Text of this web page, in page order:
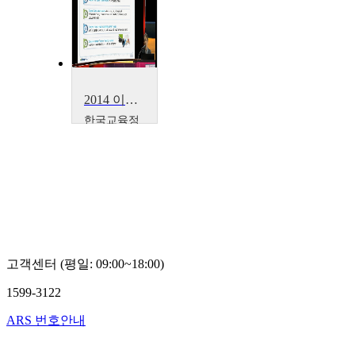
2014 이러닝 국제 콘퍼런스 : What is the Lessons from Education Support Project~
한국교육정
고객센터 (평일: 09:00~18:00)
1599-3122
ARS 번호안내